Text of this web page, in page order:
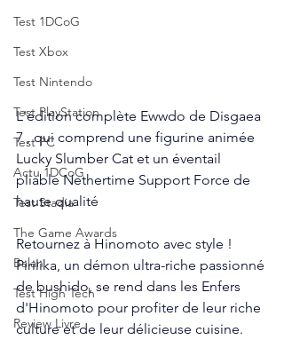
Test 1DCoG
Test Xbox
Test Nintendo
Test PlayStation
Test PC
Actu 1DCoG
Test Stadia
The Game Awards
Balan
Test High Tech
Review Livre
L'édition complète Ewwdo de Disgaea
7 , qui comprend une figurine animée
Lucky Slumber Cat et un éventail
pliable Nethertime Support Force de
haute qualité
Retournez à Hinomoto avec style !
Pirilika, un démon ultra-riche passionné
de bushido, se rend dans les Enfers
d'Hinomoto pour profiter de leur riche
culture et de leur délicieuse cuisine.